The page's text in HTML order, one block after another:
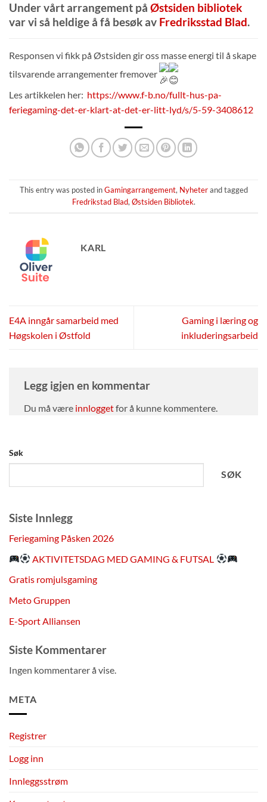
Under vårt arrangement på Østsiden bibliotek
var vi så heldige å få besøk av Fredriksstad Blad.
Responsen vi fikk på Østsiden gir oss masse energi til å skape
tilsvarende arrangementer fremover
Les artikkelen her: https://www.f-b.no/fullt-hus-pa-
feriegaming-det-er-klart-at-det-er-litt-lyd/s/5-59-3408612
This entry was posted inGamingarrangement, Nyheterand tagged
Fredrikstad Blad,Østsiden Bibliotek.
KARL
E4A inngår samarbeid med
Høgskolen i Østfold
Gaming i læring og
inkluderingsarbeid
Legg igjen en kommentar
Du må være innloggetfor å kunne kommentere.
Søk
SØK
Siste Innlegg
Feriegaming Påsken 2026
AKTIVITETSDAG MED GAMING & FUTSAL
Gratis romjulsgaming
Meto Gruppen
E-Sport Alliansen
Siste Kommentarer
Ingen kommentarer å vise.
META
Registrer
Logg inn
Innleggsstrøm